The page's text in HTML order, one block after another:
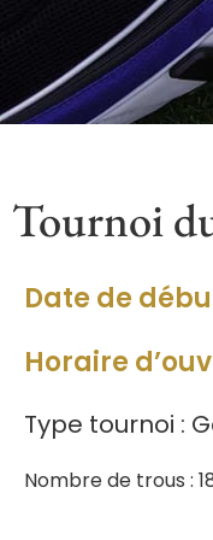
Tournoi
Date de
Horaire
Type tournoi :
Nombre de trous :